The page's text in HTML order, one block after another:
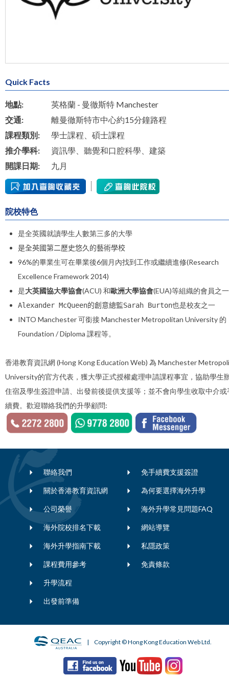
Quick Facts
地點:
英格蘭 - 曼徹斯特 Manchester
交通:
離曼徹斯特市中心約15分鐘路程
課程類別:
學士課程、碩士課程
推介學科:
資訊學、聽覺和口腔科學、建築
開課日期:
九月
院校特色
是全英國就讀學生人數第三多的大學
是全英國第二歷史悠久的藝術學校
96%的畢業生可在畢業後6個月內找到工作或繼續進修(Research
Excellence Framework 2014)
是大英國協大學協會(ACU) 和歐洲大學協會(EUA)等組織的會員之一
Alexander McQueen的創意總監Sarah Burton也是校友之一
INTO Manchester 可銜接 Manchester Metropolitan University 的
Foundation / Diploma 課程等。
香港教育資訊網 (Hong Kong Education Web) 為 Manchester
University的官方代表，獲大學正式授權處理申請課程事宜，協助學生
住宿及學生簽證申請、出發前後提供支援等；並不會向學生收取中介或
續費。歡迎聯絡我們的升學顧問:
聯絡我們
關於香港教育資訊網
公司榮譽
海外院校排名下載
海外升學指南下載
課程費用參考
升學流程
出發前準備
免手續費支援簽證
為何要選擇海外升學
海外升學常見問題FAQ
網站導覽
私隱政策
免責條款
| Copyright © Hong Kong Education Web Ltd.